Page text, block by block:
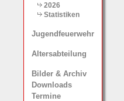
2026
Statistiken
Jugendfeuerwehr
Altersabteilung
Bilder & Archiv
Downloads
Termine